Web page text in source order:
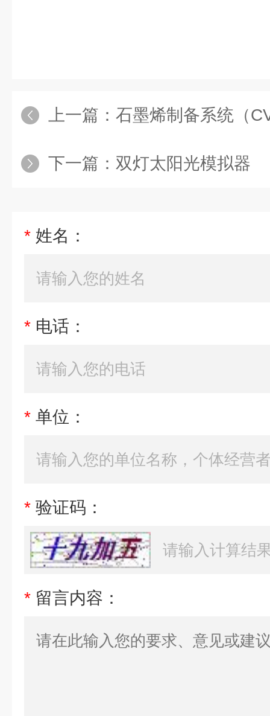
上一篇： 石墨烯制备系统（
下一篇： 双灯太阳光模拟器
* 姓名：
* 电话：
* 单位：
* 验证码：
* 留言内容：